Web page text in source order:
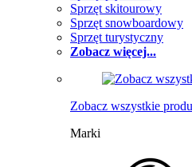
Sprzęt skitourowy
Sprzęt snowboardowy
Sprzęt turystyczny
Zobacz więcej...
Zobacz wszystkie
Marki